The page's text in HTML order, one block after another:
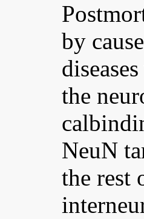
by
the
NeuN
the rest